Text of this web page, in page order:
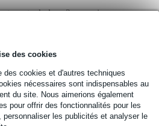
des cookies
des cookies et d'autres techniques
nécessaires sont indispensables au
du site. Nous aimerions également
pour offrir des fonctionnalités pour les
personnaliser les publicités et analyser le
en stock dans2 magasins
1 avis
HPH-MT5W casque de studio